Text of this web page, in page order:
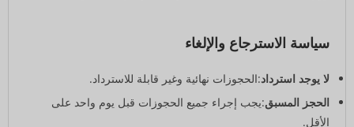
سياسة الاسترجاع والإلغاء
لا يوجد استرداد:الحجوزات نهائية وغير قابلة للاسترداد.
الحجز المسبق:يجب إجراء جميع الحجوزات قبل يوم واحد على
الأقل.